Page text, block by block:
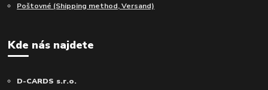
Poštovné (Shipping method, Versand)
Kde nás najdete
D-CARDS s.r.o.